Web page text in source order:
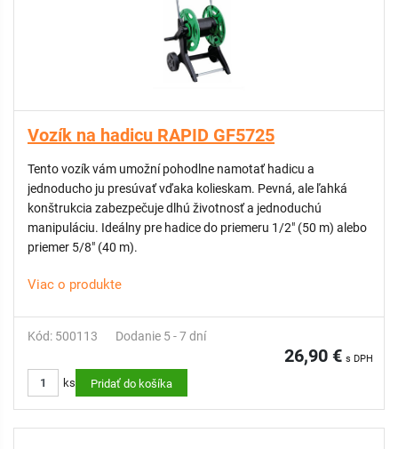
Vozík na hadicu RAPID GF5725
Tento vozík vám umožní pohodlne namotať hadicu a
jednoducho ju presúvať vďaka kolieskam. Pevná, ale ľahká
konštrukcia zabezpečuje dlhú životnosť a jednoduchú
manipuláciu. Ideálny pre hadice do priemeru 1/2" (50 m) alebo
priemer 5/8" (40 m).
Viac o produkte
Kód: 500113 Dodanie 5 - 7 dní
26,90 € s DPH
ks Pridať do košíka